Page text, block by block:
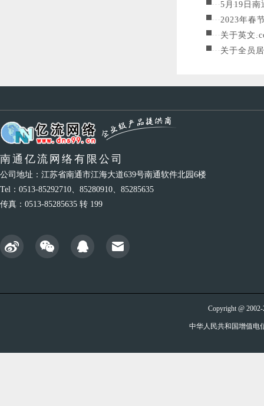
5月19日南
2023年春
关于英文
关于全员
南通亿流网络有限公司
公司地址：江苏省南通市江海大道639号南通软件北园6楼
Tel：0513-85292710、85280910、85285635
传真：0513-85285635 转 199
Copyright @
中华人民共和国增值电